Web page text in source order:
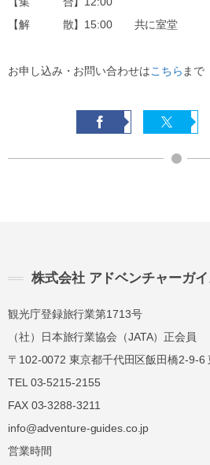
【解 散】15:00 共に室堂
お申し込み・お問い合わせはこちら まで
株式会社 アドベンチャーガ
観光庁登録旅行業第1713号
（社）日本旅行業協会（JATA）正会員
〒102-0072 東京都千代田区飯田橋2-9-6
TEL 03-5215-2155
FAX 03-3288-3211
info@adventure-guides.co.jp
営業時間